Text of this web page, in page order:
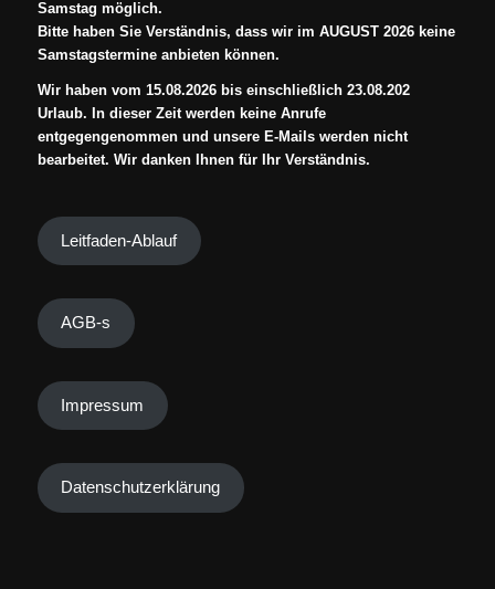
Samstag möglich.
Bitte haben Sie Verständnis, dass wir im AUGUST 2026 keine
Samstagstermine anbieten können.
Wir haben vom 15.08.2026 bis einschließlich 23.08.202
Urlaub. In dieser Zeit werden keine Anrufe
entgegengenommen und unsere E-Mails werden nicht
bearbeitet. Wir danken Ihnen für Ihr Verständnis.
Leitfaden-Ablauf
AGB-s
Impressum
Datenschutzerklärung